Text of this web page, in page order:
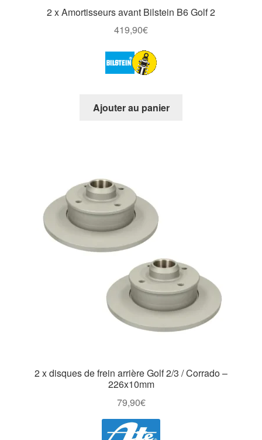
2 x Amortisseurs avant Bilstein B6 Golf 2
419,90€
Ajouter au panier
2 x disques de frein arrière Golf 2/3 / Corrado –
226x10mm
79,90€